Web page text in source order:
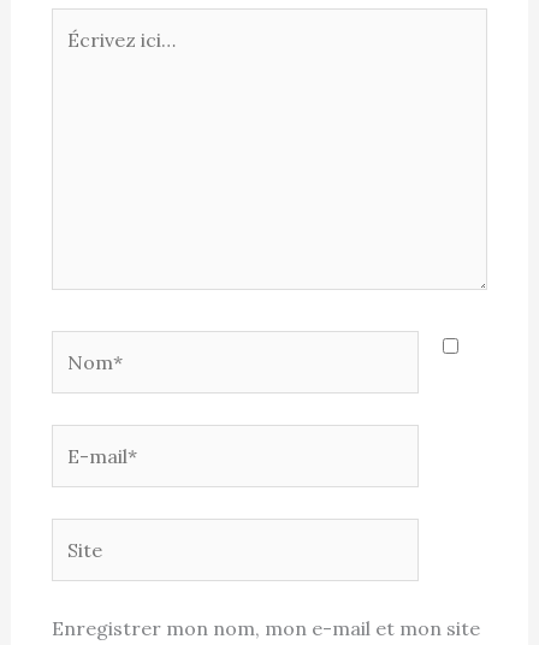
ici…
mail*
Enregistrer mon nom, mon e-mail et mon site